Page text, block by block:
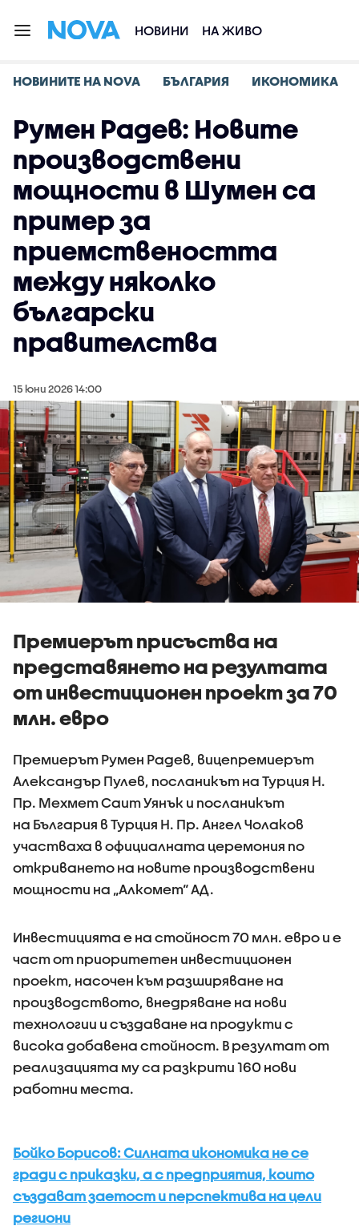
НОВИНИ НА ЖИВО
НОВИНИТЕ НА NOVA БЪЛГАРИЯ ИКОНОМИКА
Румен Радев: Новите
производствени
мощности в Шумен са
пример за
приемствеността
между няколко
български
правителства
15 юни 2026 14:00
Премиерът присъства на
представянето на резултата
от инвестиционен проект за 70
млн. евро
Премиерът Румен Радев, вицепремиерът
Александър Пулев, посланикът на Турция Н.
Пр. Мехмет Саит Уянък и посланикът
на България в Турция Н. Пр. Ангел Чолаков
участваха в официалната церемония по
откриването на новите производствени
мощности на „Алкомет“ АД.
Инвестицията е на стойност 70 млн. евро и е
част от приоритетен инвестиционен
проект, насочен към разширяване на
производството, внедряване на нови
технологии и създаване на продукти с
висока добавена стойност. В резултат от
реализацията му са разкрити 160 нови
работни места.
Бойко Борисов: Силната икономика не се
гради с приказки, а с предприятия, които
създават заетост и перспектива на цели
региони